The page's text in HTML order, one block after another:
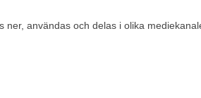
ner, användas och delas i olika